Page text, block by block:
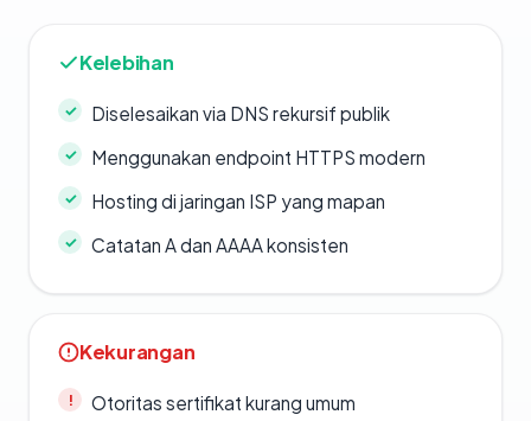
Kelebihan
Diselesaikan via DNS rekursif publik
Menggunakan endpoint HTTPS modern
Hosting di jaringan ISP yang mapan
Catatan A dan AAAA konsisten
Kekurangan
Otoritas sertifikat kurang umum